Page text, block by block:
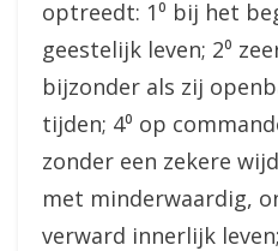
optreedt: 1⁰ bij het
geestelijk leven; 2⁰
bijzonder als zij
tijden; 4⁰ op
zonder een zekere
met minderwaardig,
verward innerlijk